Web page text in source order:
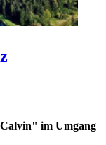
im Umgang